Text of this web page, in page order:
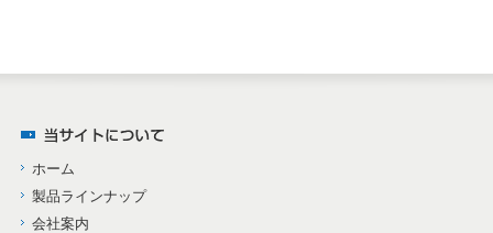
ホーム
製品ラインナップ
会社案内